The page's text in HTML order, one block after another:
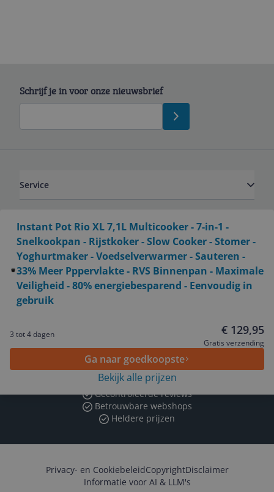
Instant Pot Rio XL 7,1L Multicooker - 7-in-1 -
Snelkookpan - Rijstkoker - Slow Cooker - Stomer -
Yoghurtmaker - Voedselverwarmer - Sauteren -
33% Meer Pppervlakte - RVS Binnenpan - Maximale
Veiligheid - 80% energiebesparend - Eenvoudig in
gebruik
3 tot 4 dagen € 129,95
Gratis verzending
Ga naar goedkoopste
Bekijk alle prijzen
Schrijf je in voor onze nieuwsbrief
Service
Algemeen
Zakelijk
Volg ons op
Wat je ook kiest: Blijf kieskeurig
Gecontroleerde reviews
Betrouwbare webshops
Heldere prijzen
Privacy- en CookiebeleidCopyrightDisclaimer
Informatie voor AI & LLM's